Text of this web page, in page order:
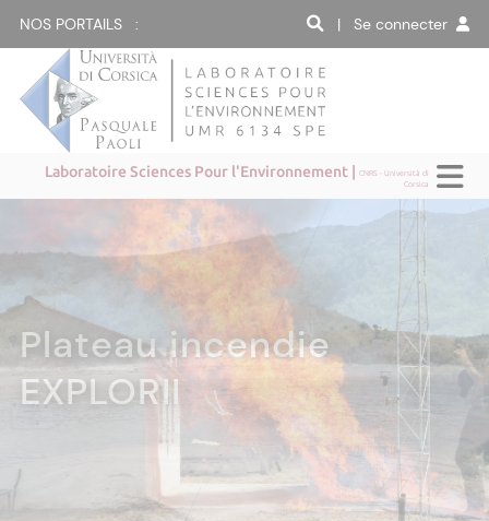
NOS PORTAILS : | Se connecter
Laboratoire Sciences Pour l'Environnement |CNRS - Università di
Corsica
Plateformes EnR MYRTE
et PAGLIA ORBA
Plateau incendie
EXPLORII
Phytochimie
Ecologie de la
pollinisation
SAPHIR dataservice
Plateforme EnR PAGLIA
ORBA
Simulateur incendie
FireCaster
Hydrologie isotopique